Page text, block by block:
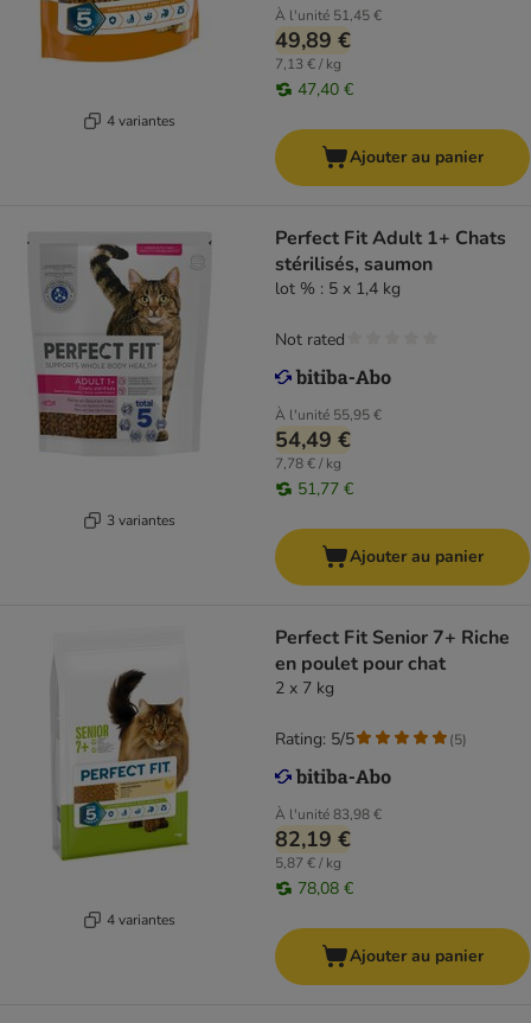
4 variantes
À l'unité 51,45 €
49,89 €
7,13 € / kg
47,40 €
Ajouter au panier
3 variantes
Perfect Fit Adult 1+ Chats
stérilisés, saumon
lot % : 5 x 1,4 kg
À l'unité 55,95 €
54,49 €
7,78 € / kg
51,77 €
Not rated
Ajouter au panier
4 variantes
Perfect Fit Senior 7+ Riche
en poulet pour chat
2 x 7 kg
À l'unité83,98 €
82,19 €
5,87 € / kg
78,08 €
Rating: 5/5 (5)
Ajouter au panier